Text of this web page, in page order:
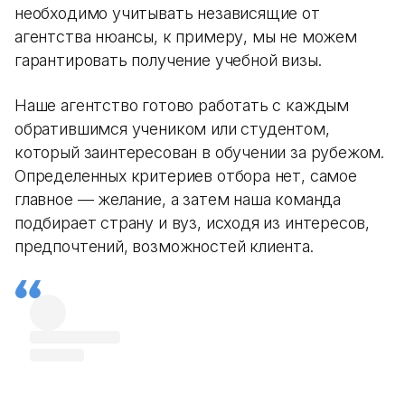
необходимо учитывать независящие от
агентства нюансы, к примеру, мы не можем
гарантировать получение учебной визы.
Наше агентство готово работать с каждым
обратившимся учеником или студентом,
который заинтересован в обучении за рубежом.
Определенных критериев отбора нет, самое
главное — желание, а затем наша команда
подбирает страну и вуз, исходя из интересов,
предпочтений, возможностей клиента.